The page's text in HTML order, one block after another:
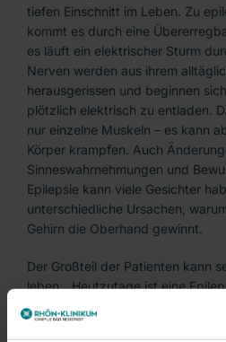
tiefen Einschnitt im Leben. Zu
kommt es durch eine
es läuft ein elektrischer Sturm
Nerven werden aus ihrem
herausgerissen und beginnen
plötzlich elektrisch zu entladen.
nur einzelne Muskeln – es kann
Körper krampfen. Auch
Sinneswahrnehmungen und
Epilepsie kann viele Gesichter
unterschiedliche Ursachen,
Gehirn die Oberhand gewinnt.
Der Großteil der Patienten kann
leben. „Heutzutage ist eine
behandeln“, sagt Dr. Hassan
Akutneurologie / Stroke Unit und